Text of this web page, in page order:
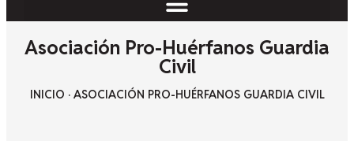
Asociación Pro-Huérfanos Guardia
Civil
INICIO · ASOCIACIÓN PRO-HUÉRFANOS GUARDIA CIVIL